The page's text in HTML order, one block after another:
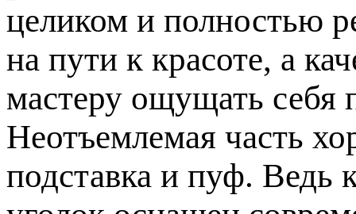
целиком и полностью
на пути к красоте, а
мастеру ощущать себя
Неотъемлемая часть
подставка и пуф. Ведь